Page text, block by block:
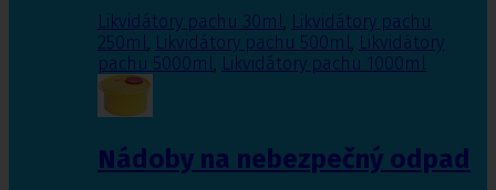
Likvidátory pachu 30ml, Likvidátory pachu
250ml, Likvidátory pachu 500ml, Likvidátory
pachu 5000ml, Likvidátory pachu 1000ml
Nádoby na nebezpečný odpad